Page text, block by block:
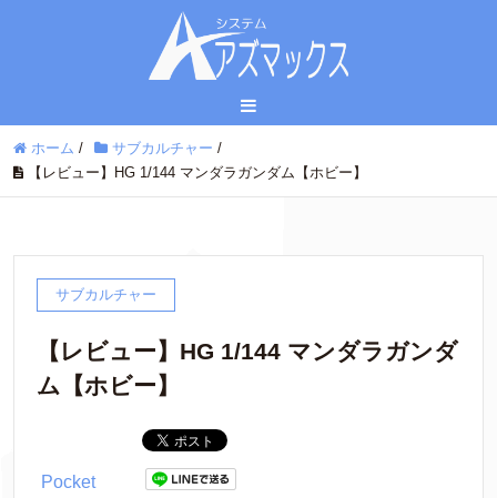
ホーム / サブカルチャー /
【レビュー】HG 1/144 マンダラガンダム【ホビー】
サブカルチャー
【レビュー】HG 1/144 マンダラガンダ
ム【ホビー】
Pocket